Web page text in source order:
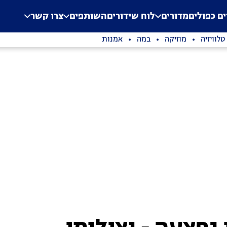
Application error: a
. כפוליםמדורים לוח שידוריםהשותפים צרו קשר
טלוויזיה מוזיקה במה אמנות